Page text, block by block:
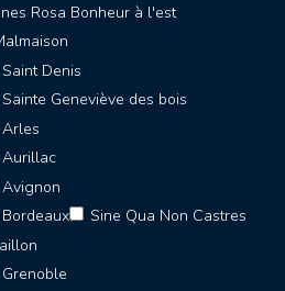
Rosa Bonheur à l'est
Denis
Geneviève des bois
Sine Qua Non Castres